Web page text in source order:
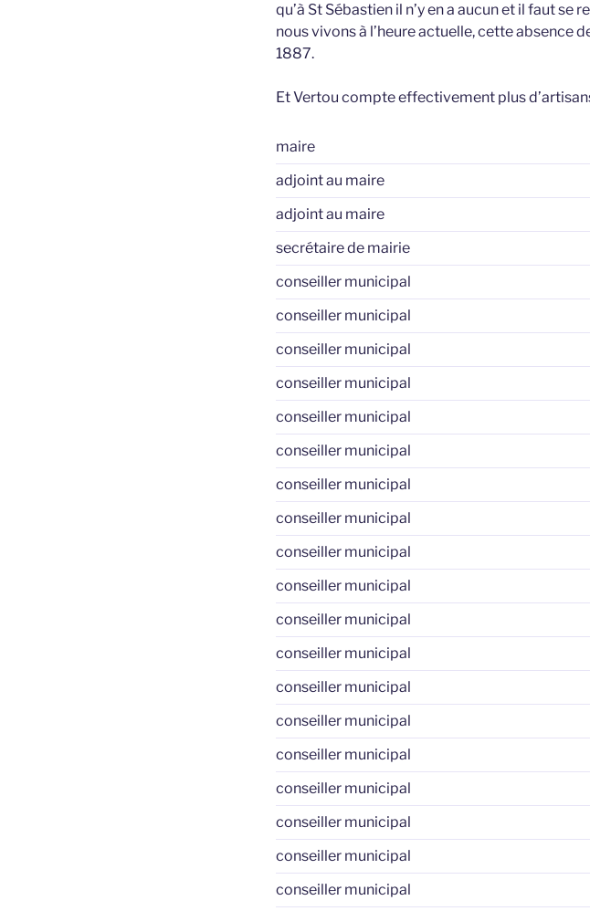
qu’à St Sébastien il n’y en a aucun et il faut
nous vivons à l’heure actuelle, cette absence
1887.
Et Vertou compte effectivement plus
maire
adjoint au maire
adjoint au maire
secrétaire de mairie
conseiller municipal
conseiller municipal
conseiller municipal
conseiller municipal
conseiller municipal
conseiller municipal
conseiller municipal
conseiller municipal
conseiller municipal
conseiller municipal
conseiller municipal
conseiller municipal
conseiller municipal
conseiller municipal
conseiller municipal
conseiller municipal
conseiller municipal
conseiller municipal
conseiller municipal